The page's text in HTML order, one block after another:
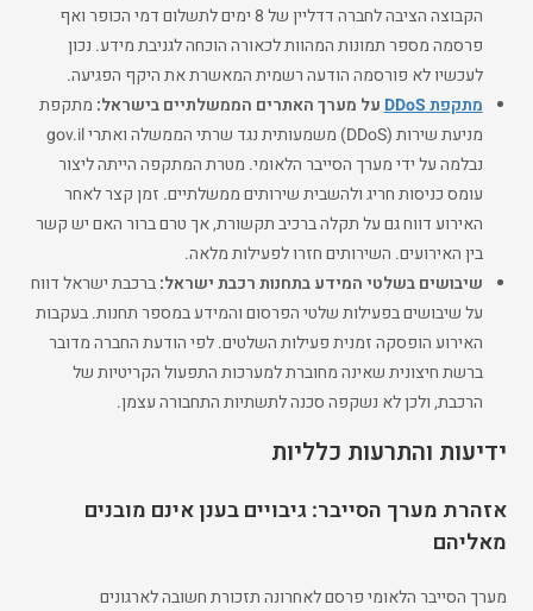
הקבוצה הציבה לחברה דדליין של 8 ימים לתשלום דמי הכופר ואף
פרסמה מספר תמונות המהוות לכאורה הוכחה לגניבת מידע. נכון
לעכשיו לא פורסמה הודעה רשמית המאשרת את היקף הפגיעה.
מתקפת DDoS
על מערך האתרים הממשלתיים בישראל: מתקפת
מניעת שירות (DDoS) משמעותית נגד שרתי הממשלה ואתרי gov.il
נבלמה על ידי מערך הסייבר הלאומי. מטרת המתקפה הייתה ליצור
עומס כניסות חריג ולהשבית שירותים ממשלתיים. זמן קצר לאחר
האירוע דווח גם על תקלה ברכיב תקשורת, אך טרם ברור האם יש קשר
בין האירועים. השירותים חזרו לפעילות מלאה.
שיבושים בשלטי המידע בתחנות רכבת ישראל:ברכבת ישראל דווח
על שיבושים בפעילות שלטי הפרסום והמידע במספר תחנות. בעקבות
האירוע הופסקה זמנית פעילות השלטים. לפי הודעת החברה מדובר
ברשת חיצונית שאינה מחוברת למערכות התפעול הקריטיות של
הרכבת, ולכן לא נשקפה סכנה לתשתיות התחבורה עצמן.
ידיעות והתרעות כלליות
אזהרת מערך הסייבר: גיבויים בענן אינם מובנים
מאליהם
מערך הסייבר הלאומי פרסם לאחרונה תזכורת חשובה לארגונים